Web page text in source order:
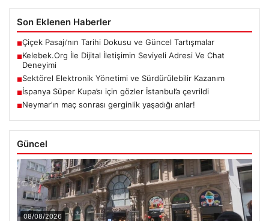
Son Eklenen Haberler
■Çiçek Pasajı’nın Tarihi Dokusu ve Güncel Tartışmalar
■Kelebek.Org İle Dijital İletişimin Seviyeli Adresi Ve Chat
Deneyimi
■Sektörel Elektronik Yönetimi ve Sürdürülebilir Kazanım
■İspanya Süper Kupa’sı için gözler İstanbul’a çevrildi
■Neymar’ın maç sonrası gerginlik yaşadığı anlar!
Güncel
08/08/2026